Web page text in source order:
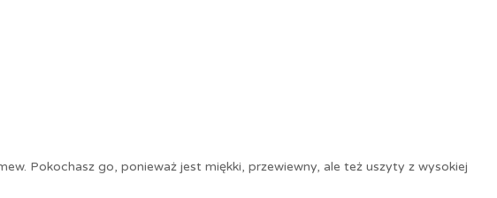
Pokochasz go, ponieważ jest miękki, przewiewny, ale też uszyty z wysokiej